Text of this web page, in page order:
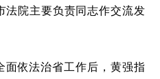
法院主要负责同志作交流发
面依法治省工作后，黄强指